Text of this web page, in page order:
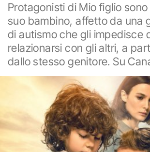
Protagonisti di Mio figlio
suo bambino, affetto da una
di autismo che gli impedisce
relazionarsi con gli altri, a
dallo stesso genitore. Su